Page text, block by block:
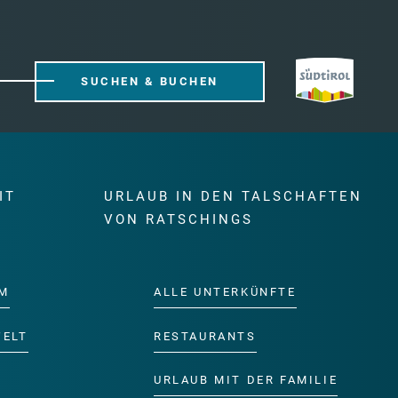
SUCHEN & BUCHEN
URLAUB IN DEN TALSCHAFTEN
VON RATSCHINGS
ALLE UNTERKÜNFTE
RESTAURANTS
URLAUB MIT DER FAMILIE